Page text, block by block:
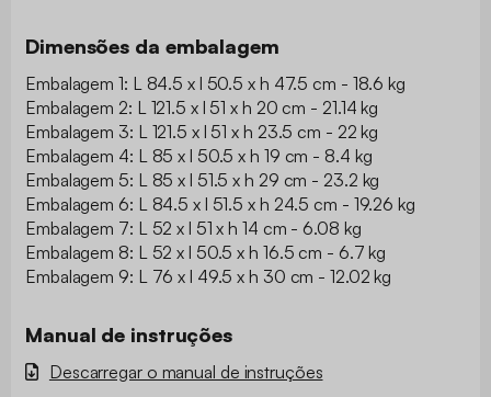
Dimensões da embalagem
Embalagem 1: L 84.5 x l 50.5 x h 47.5 cm - 18.6 kg
Embalagem 2: L 121.5 x l 51 x h 20 cm - 21.14 kg
Embalagem 3: L 121.5 x l 51 x h 23.5 cm - 22 kg
Embalagem 4: L 85 x l 50.5 x h 19 cm - 8.4 kg
Embalagem 5: L 85 x l 51.5 x h 29 cm - 23.2 kg
Embalagem 6: L 84.5 x l 51.5 x h 24.5 cm - 19.26 kg
Embalagem 7: L 52 x l 51 x h 14 cm - 6.08 kg
Embalagem 8: L 52 x l 50.5 x h 16.5 cm - 6.7 kg
Embalagem 9: L 76 x l 49.5 x h 30 cm - 12.02 kg
Manual de instruções
Descarregar o manual de instruções